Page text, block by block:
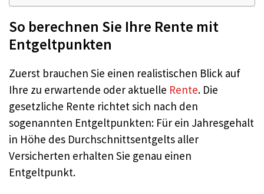
So berechnen Sie Ihre Rente mit
Entgeltpunkten
Zuerst brauchen Sie einen realistischen Blick auf
Ihre zu erwartende oder aktuelle Rente. Die
gesetzliche Rente richtet sich nach den
sogenannten Entgeltpunkten: Für ein Jahresgehalt
in Höhe des Durchschnittsentgelts aller
Versicherten erhalten Sie genau einen
Entgeltpunkt.